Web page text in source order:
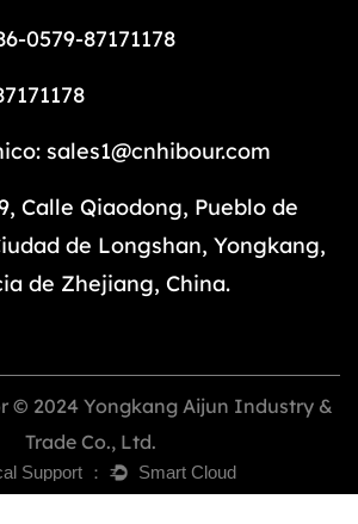
0579-87171178
sales1@cnhibour.com
Calle Qiaodong, Pueblo de
de Longshan, Yongkang,
de Zhejiang, China.
© 2024 Yongkang Aijun Industry &
Trade Co., Ltd.